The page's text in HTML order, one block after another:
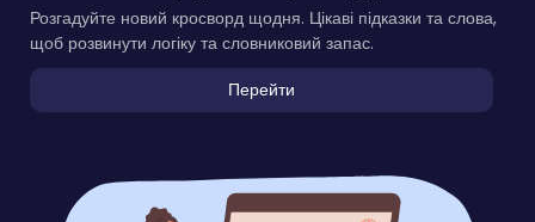
Розгадуйте новий кросворд щодня. Цікаві підказки та слова,
щоб розвинути логіку та словниковий запас.
Перейти